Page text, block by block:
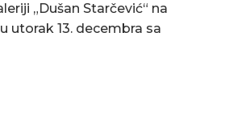
„Dušan Starčević“ na
utorak 13. decembra sa